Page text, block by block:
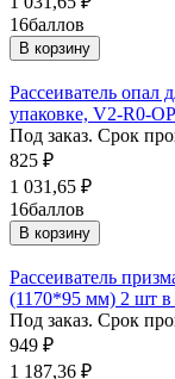
16баллов
В корзину
Рассеиватель
упаковке, V2-R0-
Под заказ. Срок
825 ₽
1 031,65 ₽
16баллов
В корзину
Рассеиватель
(1170*95 мм) 2 шт в
Под заказ. Срок
949 ₽
1 187,36 ₽